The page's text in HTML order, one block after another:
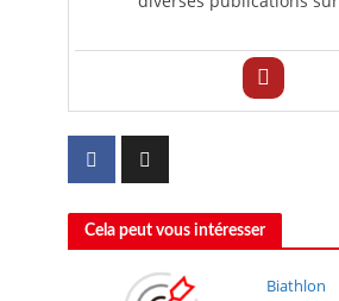
Cela peut vous intéresser
Biathlon